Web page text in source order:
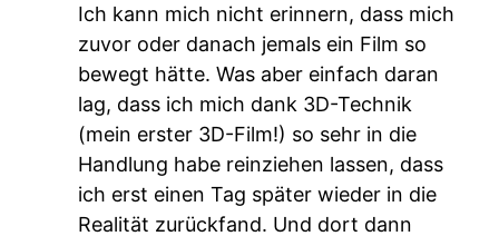
Ich kann mich nicht erinnern, dass mich
zuvor oder danach jemals ein Film so
bewegt hätte. Was aber einfach daran
lag, dass ich mich dank 3D-Technik
(mein erster 3D-Film!) so sehr in die
Handlung habe reinziehen lassen, dass
ich erst einen Tag später wieder in die
Realität zurückfand. Und dort dann